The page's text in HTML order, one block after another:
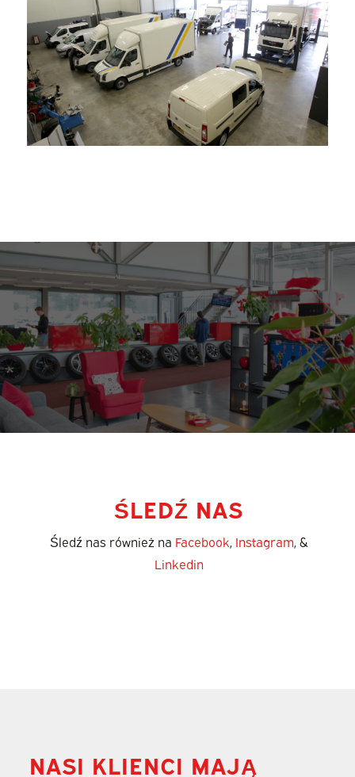
ŚLEDŹ NAS
Śledź nas również na Facebook, Instagram, &
Linkedin
NASI KLIENCI MAJĄ